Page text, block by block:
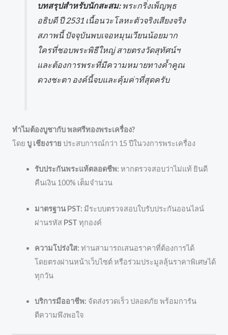
บทสรุปสำหรับนักสะสม:พระกริ่งเพ็ญพุธ
อธิบดี ปี 2531 เนื้อนวะโลหะตัวจริงเสียงจริง
สภาพนี้ ปัจจุบันพบเจอหมุนเวียนน้อยมาก
ใครที่ชอบพระพิธีใหญ่ สายตรงวัดสุทัศน์ฯ
และต้องการพระที่มีความหมายทางค้ำคูณ
ดวงชะตา องค์นี้จบและคุ้มค่าที่สุดครับ
ทำไมต้องบูชากับ พลศรีทองพระเครื่อง?
โดย บู เชียงราย ประสบการณ์กว่า 15 ปีในวงการพระเครื่อง
รับประกันพระแท้ตลอดชีพ: หากตรวจสอบว่าไม่แท้ ยินดี
คืนเงิน 100% เต็มจำนวน
มาตรฐาน PST: มีระบบตรวจสอบใบรับประกันออนไลน์
ผ่านรหัส PST ทุกองค์
ความโปร่งใส: ท่านสามารถเสนอราคาที่ต้องการได้
โดยตรงผ่านหน้าเว็บไซต์ หรือร่วมประมูลลุ้นราคาพิเศษได้
ทุกวัน
บริการมืออาชีพ: จัดส่งรวดเร็ว ปลอดภัย พร้อมการัน
ตีความพึงพอใจ